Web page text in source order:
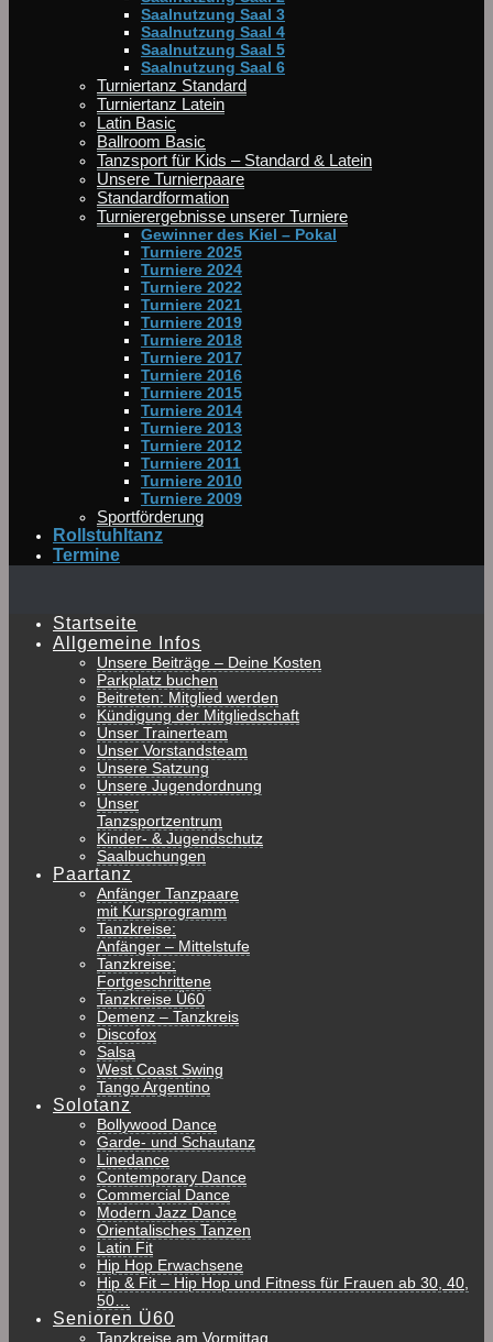
Saalnutzung Saal 3
Saalnutzung Saal 4
Saalnutzung Saal 5
Saalnutzung Saal 6
Turniertanz Standard
Turniertanz Latein
Latin Basic
Ballroom Basic
Tanzsport für Kids – Standard & Latein
Unsere Turnierpaare
Standardformation
Turnierergebnisse unserer Turniere
Gewinner des Kiel – Pokal
Turniere 2025
Turniere 2024
Turniere 2022
Turniere 2021
Turniere 2019
Turniere 2018
Turniere 2017
Turniere 2016
Turniere 2015
Turniere 2014
Turniere 2013
Turniere 2012
Turniere 2011
Turniere 2010
Turniere 2009
Sportförderung
Rollstuhltanz
Termine
Startseite
Allgemeine Infos
Unsere Beiträge – Deine Kosten
Parkplatz buchen
Beitreten: Mitglied werden
Kündigung der Mitgliedschaft
Unser Trainerteam
Unser Vorstandsteam
Unsere Satzung
Unsere Jugendordnung
Unser
Tanzsportzentrum
Kinder- & Jugendschutz
Saalbuchungen
Paartanz
Anfänger Tanzpaare
mit Kursprogramm
Tanzkreise:
Anfänger – Mittelstufe
Tanzkreise:
Fortgeschrittene
Tanzkreise Ü60
Demenz – Tanzkreis
Discofox
Salsa
West Coast Swing
Tango Argentino
Solotanz
Bollywood Dance
Garde- und Schautanz
Linedance
Contemporary Dance
Commercial Dance
Modern Jazz Dance
Orientalisches Tanzen
Latin Fit
Hip Hop Erwachsene
Hip & Fit – Hip Hop und Fitness für Frauen ab 30, 40,
50…
Senioren Ü60
Tanzkreise am Vormittag